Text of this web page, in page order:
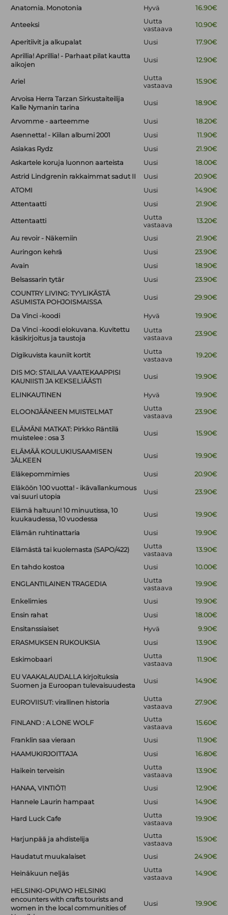
Anatomia. Monotonia
Hyvä 16.90€
Anteeksi
Uutta
vastaava
10.90€
Aperitiivit ja alkupalat Uusi
17.90€
Aprillia! Aprillia! - Parhaat pilat kautta
aikojen
Uusi 12.90€
Ariel
Uutta
vastaava
15.90€
Arvoisa Herra Tarzan Sirkustaiteilija
Kalle Nymanin tarina
Uusi 18.90€
Arvomme - aarteemme Uusi
18.20€
Asennetta! - Kiilan albumi 2001
Uusi
11.90€
Asiakas Rydz
Uusi
21.90€
Askartele koruja luonnon aarteista
Uusi
18.00€
Astrid Lindgrenin rakkaimmat sadut II
Uusi
20.90€
ATOMI
Uusi
14.90€
Attentaatti
Uusi 21.90€
Attentaatti
Uutta
vastaava
13.20€
Au revoir - Näkemiin Uusi
21.90€
Auringon kehrä
Uusi
23.90€
Avain
Uusi
18.90€
Belsassarin tytär
Uusi
23.90€
COUNTRY LIVING: TYYLIKÄSTÄ
ASUMISTA POHJOISMAISSA
Uusi 29.90€
Da Vinci -koodi Hyvä
19.90€
Da Vinci -koodi elokuvana. Kuvitettu
käsikirjoitus ja taustoja
Uutta
vastaava
23.90€
Digikuvista kauniit kortit
Uutta
vastaava
19.20€
DIS MO: STAILAA VAATEKAAPPISI
KAUNIISTI JA KEKSELIÄÄSTI
Uusi 19.90€
ELINKAUTINEN Hyvä 19.90€
ELOONJÄÄNEEN MUISTELMAT
Uutta
vastaava
23.90€
ELÄMÄNI MATKAT: Pirkko Räntilä
muistelee : osa 3
Uusi 15.90€
ELÄMÄÄ KOULUKIUSAAMISEN
JÄLKEEN
Uusi 19.90€
Eläkepommimies Uusi
20.90€
Eläköön 100 vuotta! - ikävallankumous
vai suuri utopia
Uusi 23.90€
Elämä haltuun! 10 minuutissa, 10
kuukaudessa, 10 vuodessa
Uusi 19.90€
Elämän ruhtinattaria Uusi 19.90€
Elämästä tai kuolemasta (SAPO/422)
Uutta
vastaava
13.90€
En tahdo kostoa Uusi 10.00€
ENGLANTILAINEN TRAGEDIA
Uutta
vastaava
19.90€
Enkelimies Uusi
19.90€
Ensin rahat
Uusi
18.00€
Ensitanssiaiset
Hyvä
9.90€
ERASMUKSEN RUKOUKSIA
Uusi 13.90€
Eskimobaari
Uutta
vastaava
11.90€
EU VAAKALAUDALLA kirjoituksia
Suomen ja Euroopan tulevaisuudesta
Uusi 14.90€
EUROVIISUT: virallinen historia
Uutta
vastaava
27.90€
FINLAND : A LONE WOLF
Uutta
vastaava
15.60€
Franklin saa vieraan Uusi
11.90€
HAAMUKIRJOITTAJA
Uusi 16.80€
Haikein terveisin
Uutta
vastaava
13.90€
HANAA, VINTIÖT! Uusi
12.90€
Hannele Laurin hampaat
Uusi 14.90€
Hard Luck Cafe
Uutta
vastaava
19.90€
Harjunpää ja ahdistelija
Uutta
vastaava
15.90€
Haudatut muukalaiset Uusi 24.90€
Heinäkuun neljäs
Uutta
vastaava
14.90€
HELSINKI-OPUWO HELSINKI
encounters with crafts tourists and
women in the local communities of
Uusi 19.90€